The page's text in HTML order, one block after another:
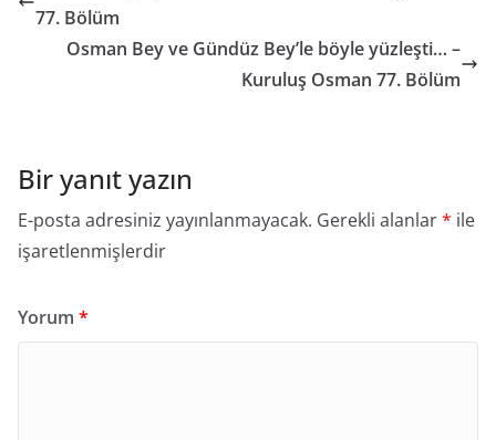
77. Bölüm
Osman Bey ve Gündüz Bey’le böyle yüzleşti… –
Kuruluş Osman 77. Bölüm
Bir yanıt yazın
E-posta adresiniz yayınlanmayacak. Gerekli alanlar* ile
işaretlenmişlerdir
Yorum *